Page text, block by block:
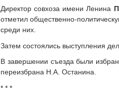
Директор совхоза имени Ленина
отметил общественно-
среди них.
Затем состоялись выступления
В завершении съезда были
переизбрана Н.А. Останина.